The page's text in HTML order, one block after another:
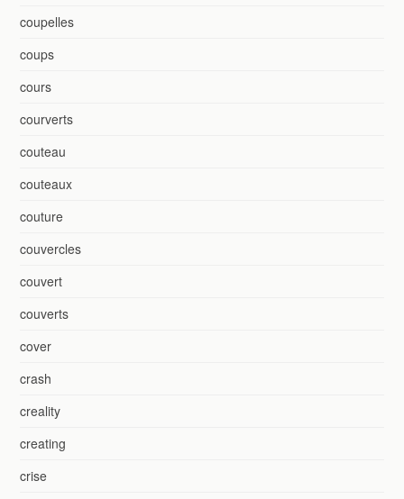
coupelles
coups
cours
courverts
couteau
couteaux
couture
couvercles
couvert
couverts
cover
crash
creality
creating
crise